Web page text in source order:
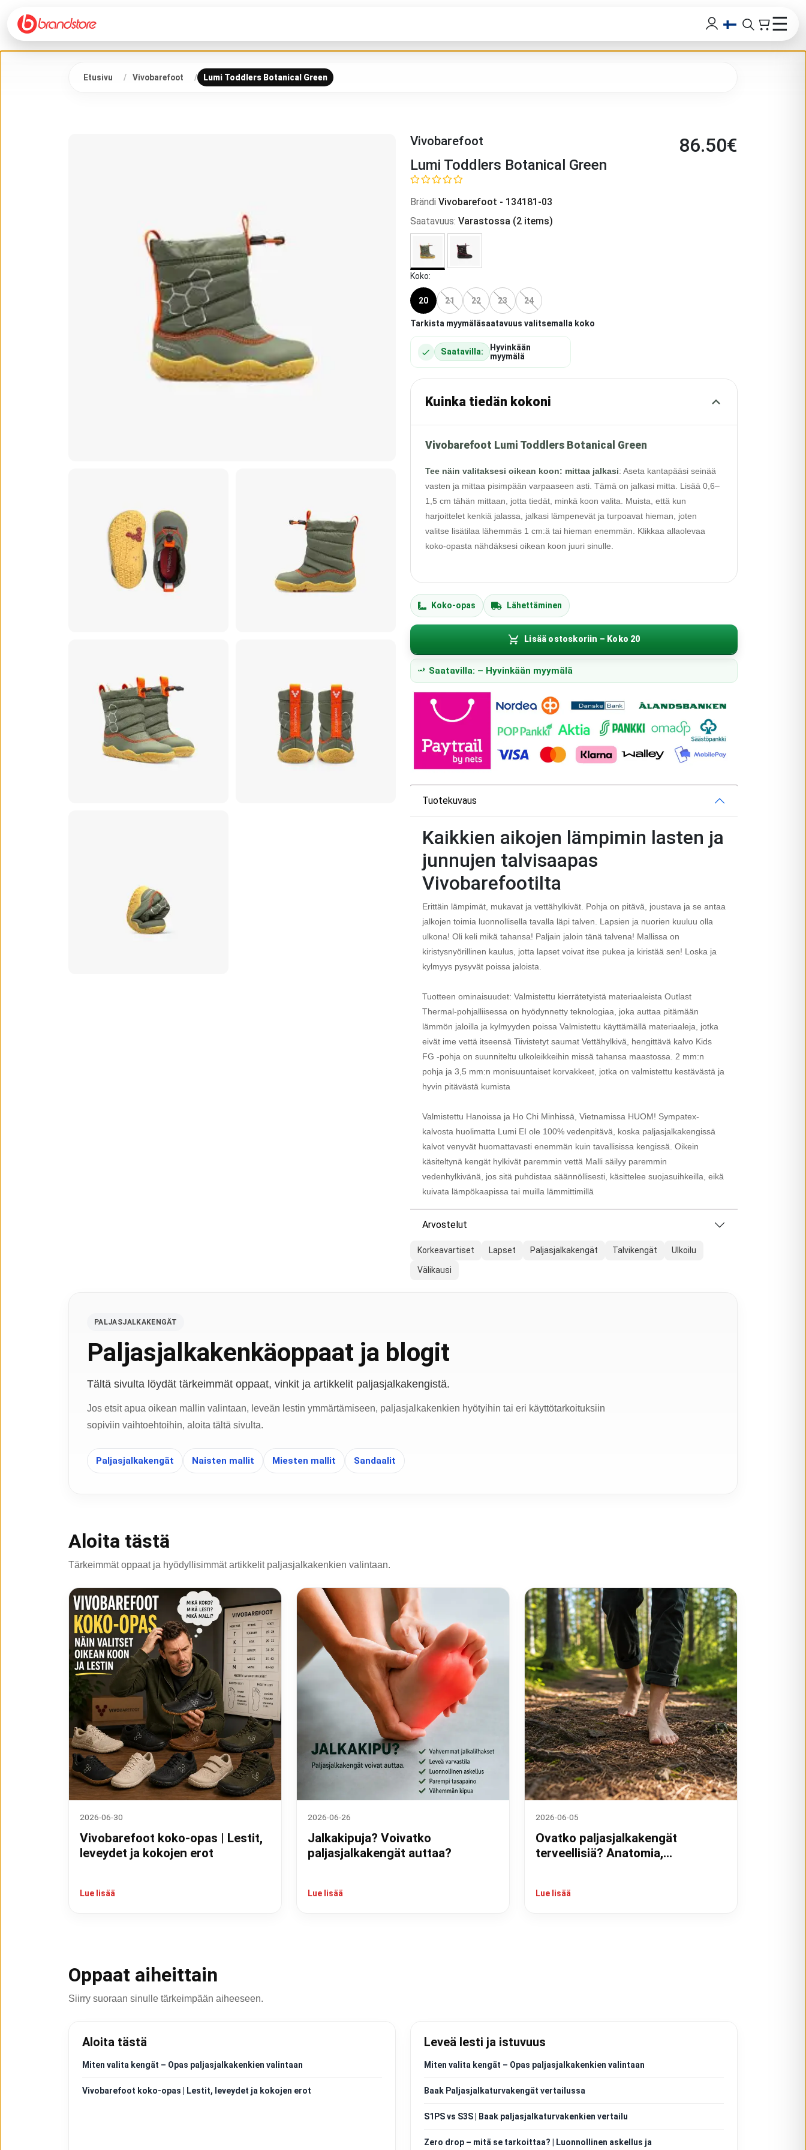
☰
Etusivu Vivobarefoot Lumi Toddlers Botanical Green
Vivobarefoot 86.50€
Lumi Toddlers Botanical Green
Brändi Vivobarefoot - 134181-03
Saatavuus: Varastossa (2 items)
Koko:
20 21 22 23 24
Tarkista myymäläsaatavuus valitsemalla koko
Saatavilla:
Hyvinkään
myymälä
Kuinka tiedän kokoni
Vivobarefoot Lumi Toddlers Botanical Green
Tee näin valitaksesi oikean koon: mittaa jalkasi: Aseta kantapääsi seinää
vasten ja mittaa pisimpään varpaaseen asti. Tämä on jalkasi mitta. Lisää 0,6–
1,5 cm tähän mittaan, jotta tiedät, minkä koon valita. Muista, että kun
harjoittelet kenkiä jalassa, jalkasi lämpenevät ja turpoavat hieman, joten
valitse lisätilaa lähemmäs 1 cm:ä tai hieman enemmän. Klikkaa allaolevaa
koko-opasta nähdäksesi oikean koon juuri sinulle.
Koko-opas Lähettäminen
Lisää ostoskoriin – Koko 20
Saatavilla: – Hyvinkään myymälä
Tuotekuvaus
Kaikkien aikojen lämpimin lasten ja
junnujen talvisaapas
Vivobarefootilta
Erittäin lämpimät, mukavat ja vettähylkivät. Pohja on pitävä, joustava ja se antaa
jalkojen toimia luonnollisella tavalla läpi talven. Lapsien ja nuorien kuuluu olla
ulkona! Oli keli mikä tahansa! Paljain jaloin tänä talvena! Mallissa on
kiristysnyörillinen kaulus, jotta lapset voivat itse pukea ja kiristää sen! Loska ja
kylmyys pysyvät poissa jaloista.
Tuotteen ominaisuudet: Valmistettu kierrätetyistä materiaaleista Outlast
Thermal-pohjalliisessa on hyödynnetty teknologiaa, joka auttaa pitämään
lämmön jaloilla ja kylmyyden poissa Valmistettu käyttämällä materiaaleja, jotka
eivät ime vettä itseensä Tiivistetyt saumat Vettähylkivä, hengittävä kalvo Kids
FG -pohja on suunniteltu ulkoleikkeihin missä tahansa maastossa. 2 mm:n
pohja ja 3,5 mm:n monisuuntaiset korvakkeet, jotka on valmistettu kestävästä ja
hyvin pitävästä kumista
Valmistettu Hanoissa ja Ho Chi Minhissä, Vietnamissa HUOM! Sympatex-
kalvosta huolimatta Lumi EI ole 100% vedenpitävä, koska paljasjalkakengissä
kalvot venyvät huomattavasti enemmän kuin tavallisissa kengissä. Oikein
käsiteltynä kengät hylkivät paremmin vettä Malli säilyy paremmin
vedenhylkivänä, jos sitä puhdistaa säännöllisesti, käsittelee suojasuihkeilla, eikä
kuivata lämpökaapissa tai muilla lämmittimillä
Arvostelut
Korkeavartiset Lapset Paljasjalkakengät Talvikengät Ulkoilu
Välikausi
PALJASJALKAKENGÄT
Paljasjalkakenkäoppaat ja blogit
Tältä sivulta löydät tärkeimmät oppaat, vinkit ja artikkelit paljasjalkakengistä.
Jos etsit apua oikean mallin valintaan, leveän lestin ymmärtämiseen, paljasjalkakenkien hyötyihin tai eri käyttötarkoituksiin
sopiviin vaihtoehtoihin, aloita tältä sivulta.
Paljasjalkakengät Naisten mallit Miesten mallit Sandaalit
Aloita tästä
Tärkeimmät oppaat ja hyödyllisimmät artikkelit paljasjalkakenkien valintaan.
2026-06-30
Vivobarefoot koko-opas | Lestit,
leveydet ja kokojen erot
Lue lisää
2026-06-26
Jalkakipuja? Voivatko
paljasjalkakengät auttaa?
Lue lisää
2026-06-05
Ovatko paljasjalkakengät
terveellisiä? Anatomia,
Lue lisää
Oppaat aiheittain
Siirry suoraan sinulle tärkeimpään aiheeseen.
Aloita tästä
Miten valita kengät – Opas paljasjalkakenkien valintaan
Vivobarefoot koko-opas | Lestit, leveydet ja kokojen erot
Leveä lesti ja istuvuus
Miten valita kengät – Opas paljasjalkakenkien valintaan
Baak Paljasjalkaturvakengät vertailussa
S1PS vs S3S | Baak paljasjalkaturvakenkien vertailu
Zero drop – mitä se tarkoittaa? | Luonnollinen askellus ja